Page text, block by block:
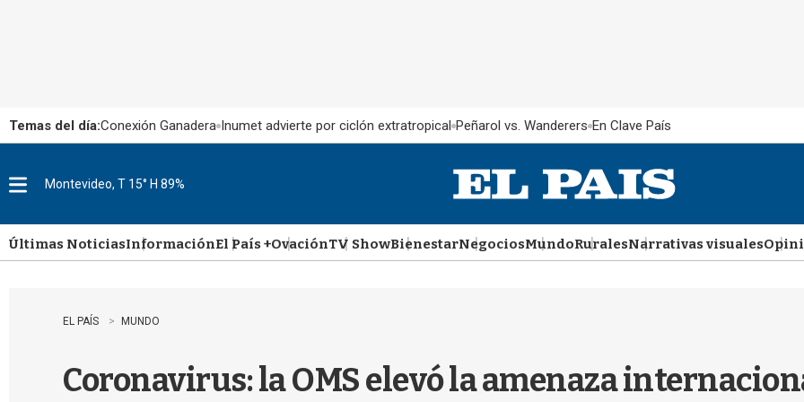
Temas del día:Conexión Ganadera Inumet advierte por ciclón extratropical Peñarol vs. Wanderers En Clave País
u
Montevideo, T 15° H 89%
Últimas NoticiasInformaciónEl País +OvaciónTV ShowBienestarNegociosMundoRuralesNarrativas visuales
EL PAÍS MUNDO
Coronavirus: la OMS elevó la amenaza